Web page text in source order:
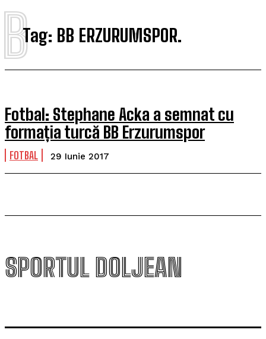
Tag: BB ERZURUMSPOR.
B
Fotbal: Stephane Acka a semnat cu
formația turcă BB Erzurumspor
FOTBAL 29 Iunie 2017
SPORTUL DOLJEAN